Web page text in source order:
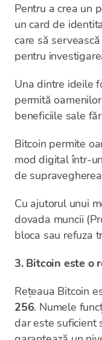
Pentru a crea un
un card de
care să
pentru
Una dintre ideile
permită
beneficiile sale
Bitcoin permite
mod digital într-
de
Cu ajutorul unui
dovada muncii
bloca sau refuza
3. Bitcoin este o
Rețeaua Bitcoin
256. Numele
dar este suficient